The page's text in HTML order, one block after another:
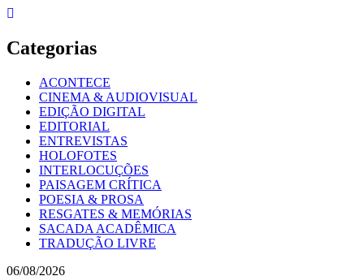
Skip
content
Categorias
ACONTECE
CINEMA & AUDIOVISUAL
EDIÇÃO DIGITAL
EDITORIAL
ENTREVISTAS
HOLOFOTES
INTERLOCUÇÕES
PAISAGEM CRÍTICA
POESIA & PROSA
RESGATES & MEMÓRIAS
SACADA ACADÊMICA
TRADUÇÃO LIVRE
06/08/2026